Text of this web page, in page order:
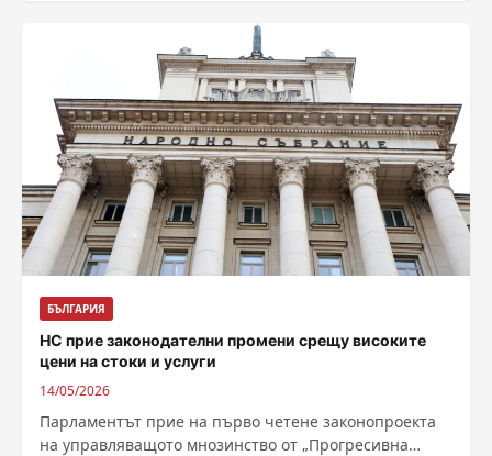
БЪЛГАРИЯ
НС прие законодателни промени срещу високите
цени на стоки и услуги
14/05/2026
Парламентът прие на първо четене законопроекта
на управляващото мнозинство от „Прогресивна